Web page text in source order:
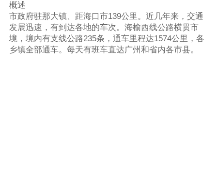
概述
市政府驻那大镇、距海口市139公里。近几年来，交通
发展迅速，有到达各地的车次。海榆西线公路横贯市
境，境内有支线公路235条，通车里程达1574公里，各
乡镇全部通车。每天有班车直达广州和省内各市县。